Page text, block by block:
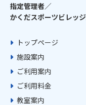
指定管理者／
かくだスポーツビレッ
トップページ
施設案内
ご利用案内
ご利用料金
教室案内